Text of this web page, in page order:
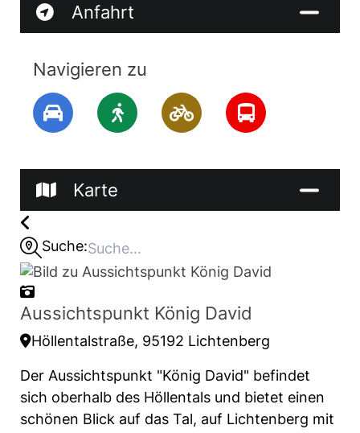
Anfahrt
Navigieren zu
Karte
Suche:
Aussichtspunkt König David
Höllentalstraße, 95192 Lichtenberg
Der Aussichtspunkt "König David" befindet
sich oberhalb des Höllentals und bietet einen
schönen Blick auf das Tal, auf Lichtenberg mit